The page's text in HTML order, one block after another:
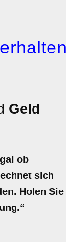
Geld
ob
sich
Holen Sie